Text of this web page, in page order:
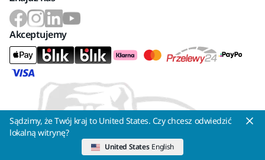
Akceptujemy
Sądzimy, że Twój kraj to United States. Czy chcesz odwiedzić
lokalną witrynę?
United States English